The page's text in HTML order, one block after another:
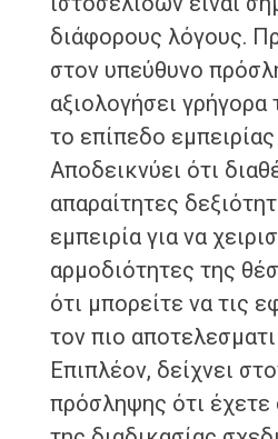
διάφορους λόγους.
στον υπεύθυνο
αξιολογήσει γρήγορα
το επίπεδο
Αποδεικνύει ότι
απαραίτητες
εμπειρία για να
αρμοδιότητες της
ότι μπορείτε να τις
τον πιο
Επιπλέον, δείχνει
πρόσληψης ότι